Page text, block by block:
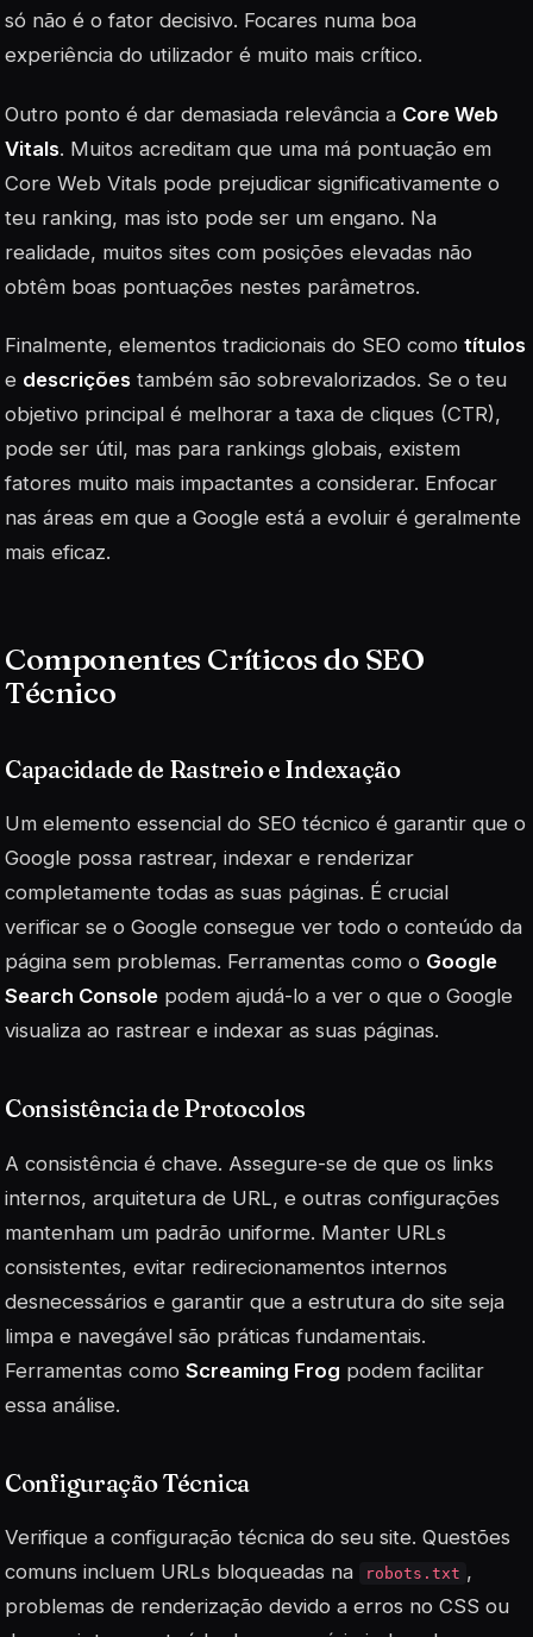
só não é o fator decisivo. Focares numa boa
experiência do utilizador é muito mais crítico.
Outro ponto é dar demasiada relevância a Core Web
Vitals. Muitos acreditam que uma má pontuação em
Core Web Vitals pode prejudicar significativamente o
teu ranking, mas isto pode ser um engano. Na
realidade, muitos sites com posições elevadas não
obtêm boas pontuações nestes parâmetros.
Finalmente, elementos tradicionais do SEO como títulos
e descrições também são sobrevalorizados. Se o teu
objetivo principal é melhorar a taxa de cliques (CTR),
pode ser útil, mas para rankings globais, existem
fatores muito mais impactantes a considerar. Enfocar
nas áreas em que a Google está a evoluir é geralmente
mais eficaz.
Componentes Críticos do SEO
Técnico
Capacidade de Rastreio e Indexação
Um elemento essencial do SEO técnico é garantir que o
Google possa rastrear, indexar e renderizar
completamente todas as suas páginas. É crucial
verificar se o Google consegue ver todo o conteúdo da
página sem problemas. Ferramentas como o Google
Search Console podem ajudá-lo a ver o que o Google
visualiza ao rastrear e indexar as suas páginas.
Consistência de Protocolos
A consistência é chave. Assegure-se de que os links
internos, arquitetura de URL, e outras configurações
mantenham um padrão uniforme. Manter URLs
consistentes, evitar redirecionamentos internos
desnecessários e garantir que a estrutura do site seja
limpa e navegável são práticas fundamentais.
Ferramentas como Screaming Frog podem facilitar
essa análise.
Configuração Técnica
Verifique a configuração técnica do seu site. Questões
comuns incluem URLs bloqueadas na
robots.txt ,
problemas de renderização devido a erros no CSS ou